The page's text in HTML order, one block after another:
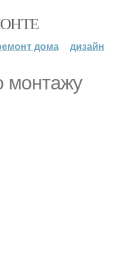
дома дизайн
монтажу